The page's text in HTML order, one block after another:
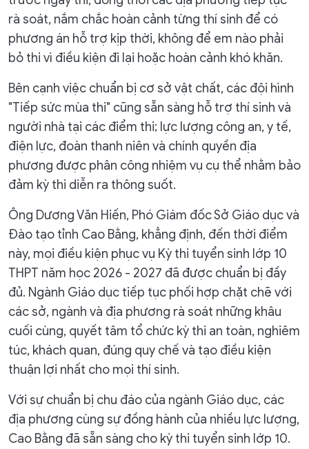
rà soát, nắm chắc hoàn cảnh từng thí sinh để có
phương án hỗ trợ kịp thời, không để em nào phải
bỏ thi vì điều kiện đi lại hoặc hoàn cảnh khó khăn.
Bên cạnh việc chuẩn bị cơ sở vật chất, các đội hình
"Tiếp sức mùa thi" cũng sẵn sàng hỗ trợ thí sinh và
người nhà tại các điểm thi; lực lượng công an, y tế,
điện lực, đoàn thanh niên và chính quyền địa
phương được phân công nhiệm vụ cụ thể nhằm bảo
đảm kỳ thi diễn ra thông suốt.
Ông Dương Văn Hiến, Phó Giám đốc Sở Giáo dục và
Đào tạo tỉnh Cao Bằng, khẳng định, đến thời điểm
này, mọi điều kiện phục vụ Kỳ thi tuyển sinh lớp 10
THPT năm học 2026 - 2027 đã được chuẩn bị đầy
đủ. Ngành Giáo dục tiếp tục phối hợp chặt chẽ với
các sở, ngành và địa phương rà soát những khâu
cuối cùng, quyết tâm tổ chức kỳ thi an toàn, nghiêm
túc, khách quan, đúng quy chế và tạo điều kiện
thuận lợi nhất cho mọi thí sinh.
Với sự chuẩn bị chu đáo của ngành Giáo dục, các
địa phương cùng sự đồng hành của nhiều lực lượng,
Cao Bằng đã sẵn sàng cho kỳ thi tuyển sinh lớp 10.